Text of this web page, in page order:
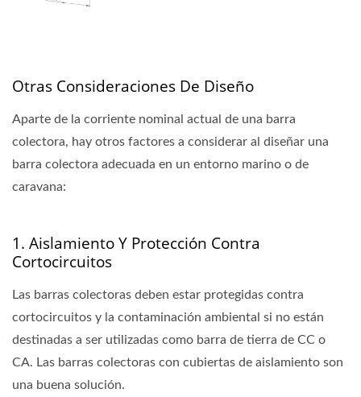
Otras Consideraciones De Diseño
Aparte de la corriente nominal actual de una barra
colectora, hay otros factores a considerar al diseñar una
barra colectora adecuada en un entorno marino o de
caravana:
1. Aislamiento Y Protección Contra
Cortocircuitos
Las barras colectoras deben estar protegidas contra
cortocircuitos y la contaminación ambiental si no están
destinadas a ser utilizadas como barra de tierra de CC o
CA. Las barras colectoras con cubiertas de aislamiento son
una buena solución.